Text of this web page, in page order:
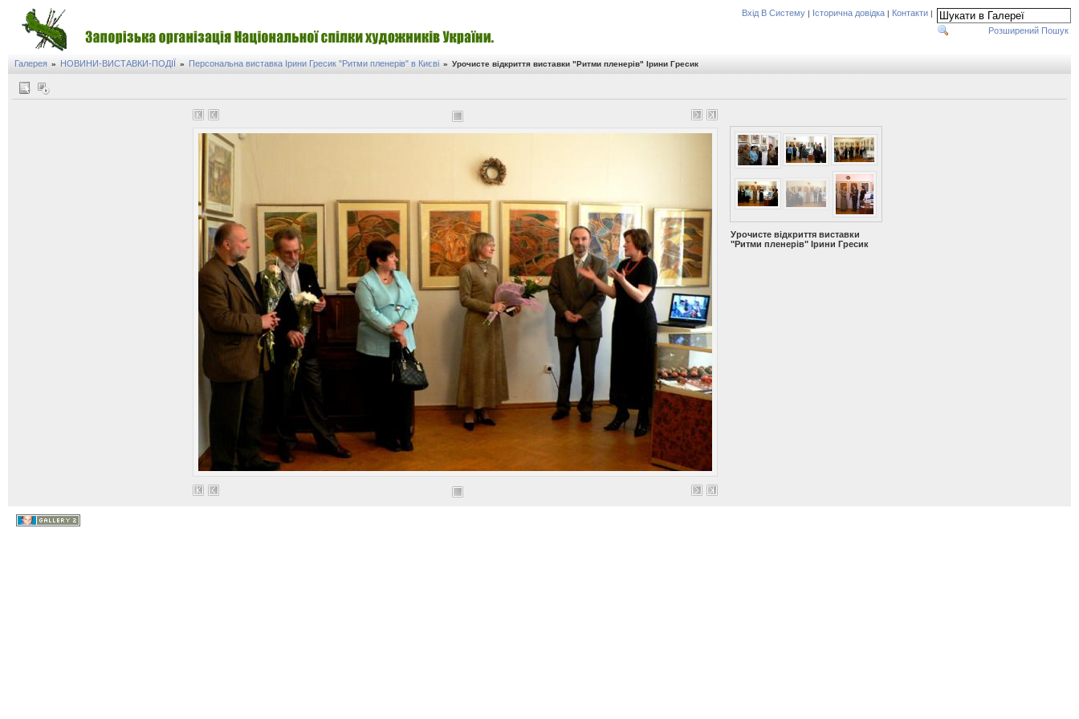
Вхід В Систему | Історична довідка | Контакти |
Розширений Пошук
Галерея » НОВИНИ-ВИСТАВКИ-ПОДІЇ » Персональна виставка Ірини Гресик "Ритми пленерів" в Києві » Урочисте відкриття виставки "Ритми пленерів" Ірини Гресик
Урочисте відкриття виставки
"Ритми пленерів" Ірини Гресик